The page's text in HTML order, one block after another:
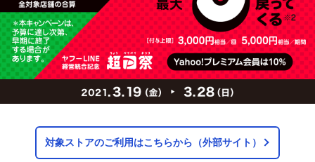
対象ストアのご利用はこちらから（外部サイト）